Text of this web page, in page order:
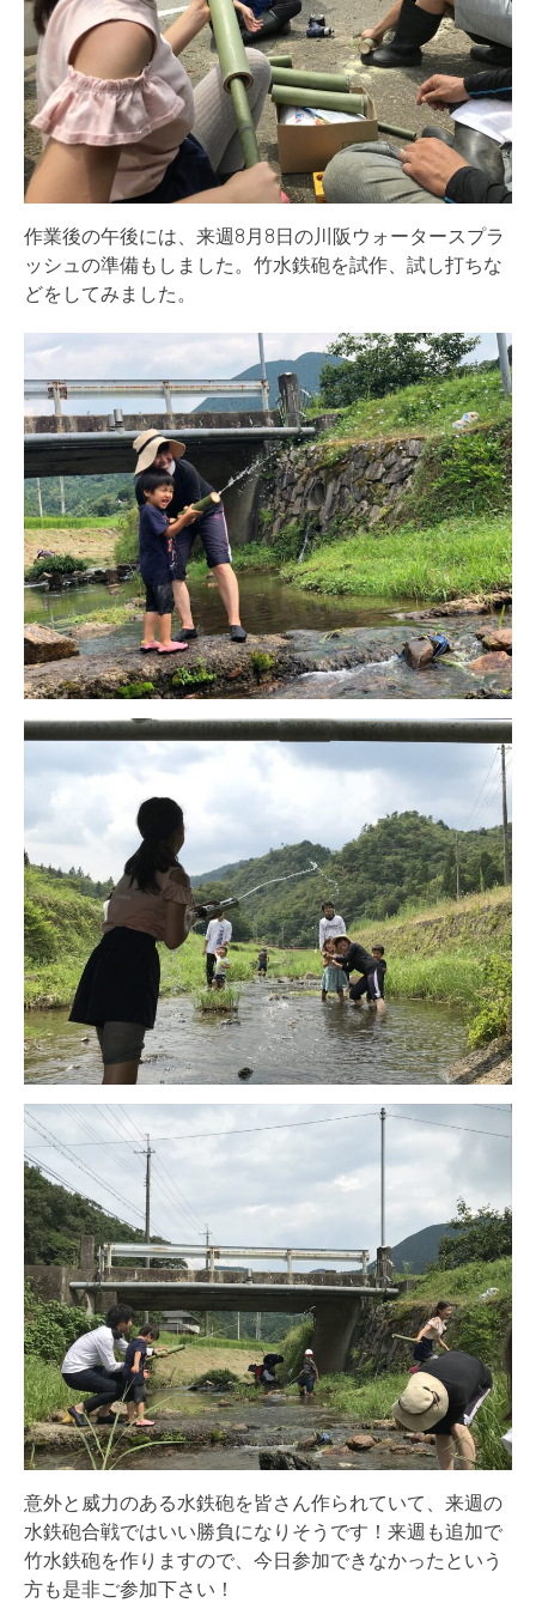
作業後の午後には、来週8月8日の川阪ウォータースプラ
ッシュの準備もしました。竹水鉄砲を試作、試し打ちな
どをしてみました。
意外と威力のある水鉄砲を皆さん作られていて、来週の
水鉄砲合戦ではいい勝負になりそうです！来週も追加で
竹水鉄砲を作りますので、今日参加できなかったという
方も是非ご参加下さい！